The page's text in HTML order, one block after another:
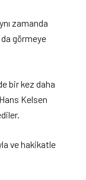
zamanda
görmeye
bir kez daha
Kelsen
ve hakikatle